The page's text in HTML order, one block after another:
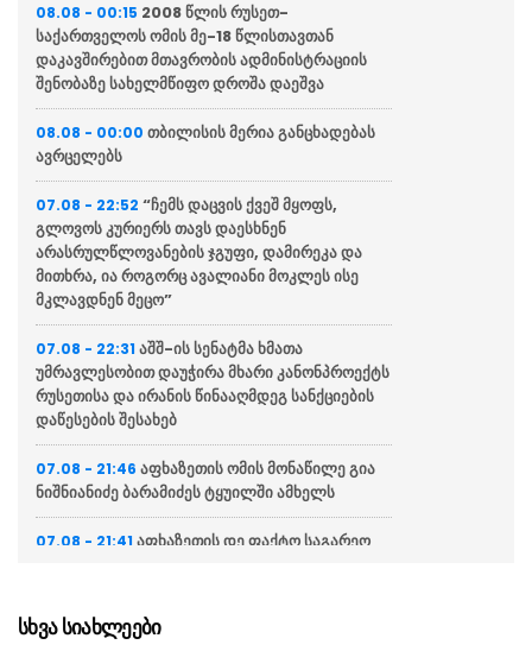
08.08 - 00:15 2008 წლის რუსეთ-
საქართველოს ომის მე-18 წლისთავთან
დაკავშირებით მთავრობის ადმინისტრაციის
შენობაზე სახელმწიფო დროშა დაეშვა
08.08 - 00:00 თბილისის მერია განცხადებას
ავრცელებს
07.08 - 22:52 “ჩემს დაცვის ქვეშ მყოფს,
გლოვოს კურიერს თავს დაესხნენ
არასრულწლოვანების ჯგუფი, დამირეკა და
მითხრა, ია როგორც ავალიანი მოკლეს ისე
მკლავდნენ მეცო”
07.08 - 22:31 აშშ-ის სენატმა ხმათა
უმრავლესობით დაუჭირა მხარი კანონპროექტს
რუსეთისა და ირანის წინააღმდეგ სანქციების
დაწესების შესახებ
07.08 - 21:46 აფხაზეთის ომის მონაწილე გია
ნიშნიანიძე ბარამიძეს ტყუილში ამხელს
07.08 - 21:41 აფხაზეთის დე ფაქტო საგარეო
ხასიათი აქვს
სხვა სიახლეები